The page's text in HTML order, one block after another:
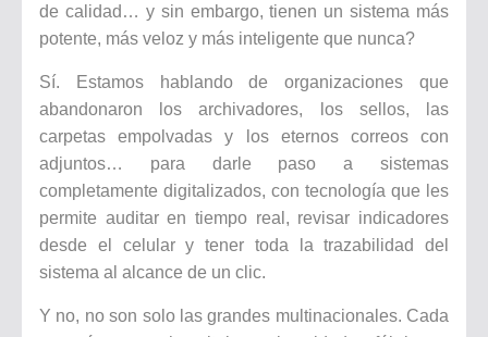
de calidad… y sin embargo, tienen un sistema más
potente, más veloz y más inteligente que nunca?
Sí. Estamos hablando de organizaciones que
abandonaron los archivadores, los sellos, las
carpetas empolvadas y los eternos correos con
adjuntos… para darle paso a sistemas
completamente digitalizados, con tecnología que les
permite auditar en tiempo real, revisar indicadores
desde el celular y tener toda la trazabilidad del
sistema al alcance de un clic.
Y no, no son solo las grandes multinacionales. Cada